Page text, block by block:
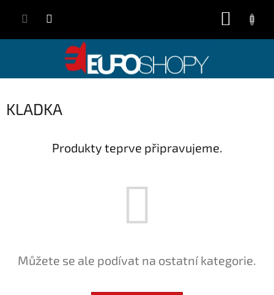
KLADKA
Produkty teprve připravujeme.
Můžete se ale podívat na ostatní kategorie.